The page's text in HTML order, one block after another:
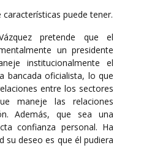
puede tener.
pretende que el
un presidente
institucionalmente el
bancada oficialista, lo que
entre los sectores
maneje las relaciones
Además, que sea una
confianza personal. Ha
su deseo es que él pudiera